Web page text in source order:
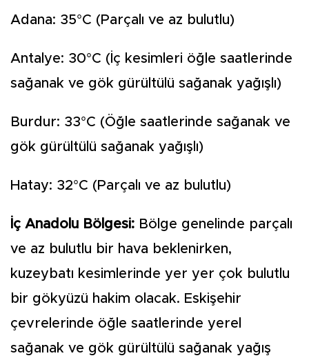
Adana: 35°C (Parçalı ve az bulutlu)
Antalye: 30°C (İç kesimleri öğle saatlerinde
sağanak ve gök gürültülü sağanak yağışlı)
Burdur: 33°C (Öğle saatlerinde sağanak ve
gök gürültülü sağanak yağışlı)
Hatay: 32°C (Parçalı ve az bulutlu)
İç Anadolu Bölgesi: Bölge genelinde parçalı
ve az bulutlu bir hava beklenirken,
kuzeybatı kesimlerinde yer yer çok bulutlu
bir gökyüzü hakim olacak. Eskişehir
çevrelerinde öğle saatlerinde yerel
sağanak ve gök gürültülü sağanak yağış